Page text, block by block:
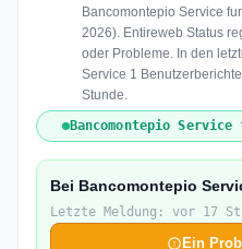
Bancomontepio Service
2026). Entireweb Status
oder Probleme. In den
Service 1
Stunde.
Bancomontepio
Bei Bancomontepio
Letzte Meldung: vor 17
Ein